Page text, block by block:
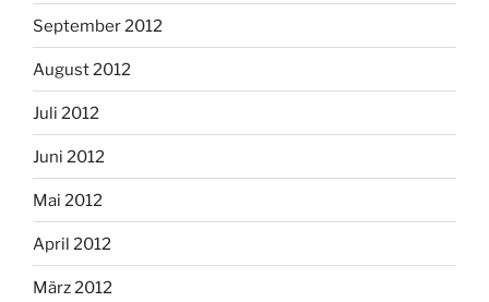
September 2012
August 2012
Juli 2012
Juni 2012
Mai 2012
April 2012
März 2012